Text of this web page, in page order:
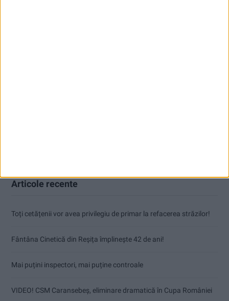
Articole recente
Toți cetățenii vor avea privilegiu de primar la refacerea străzilor!
Fântâna Cinetică din Reșița împlinește 42 de ani!
Mai puțini inspectori, mai puține controale
VIDEO! CSM Caransebeș, eliminare dramatică în Cupa României